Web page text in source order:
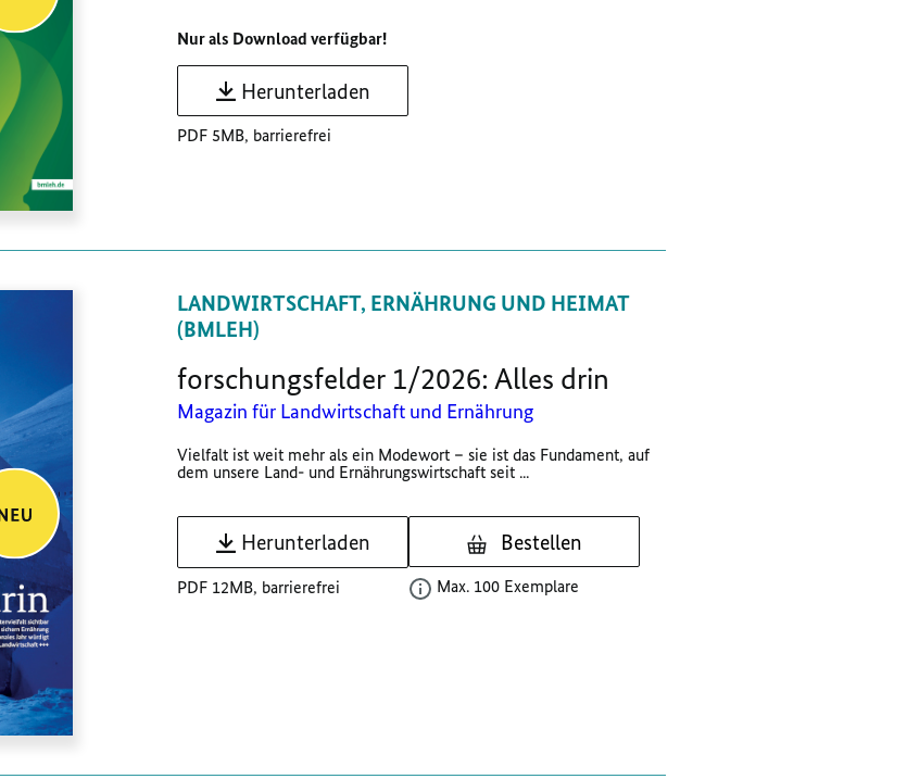
Nur als Download verfügbar!
Herunterladen
PDF 5MB, barrierefrei
LANDWIRTSCHAFT, ERNÄHRUNG UND HEIMAT
(BMLEH)
forschungsfelder 1/2026: Alles drin
Magazin für Landwirtschaft und Ernährung
Vielfalt ist weit mehr als ein Modewort – sie ist das Fundament, auf
dem unsere Land- und Ernährungswirtschaft seit ...
Herunterladen
PDF 12MB, barrierefrei
Bestellen
Max. 100 Exemplare